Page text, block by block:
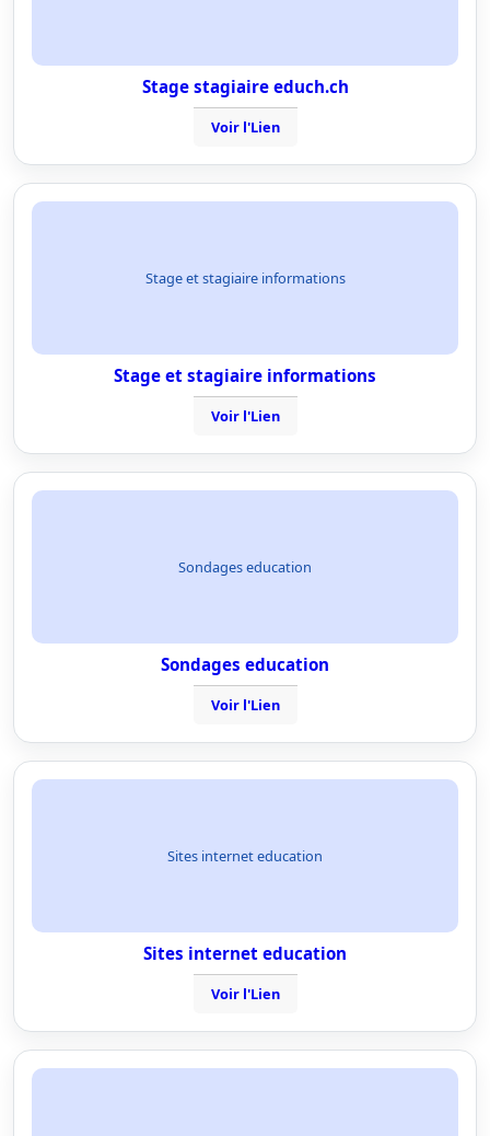
Stage stagiaire educh.ch
Voir l'Lien
Stage et stagiaire informations
Stage et stagiaire informations
Voir l'Lien
Sondages education
Sondages education
Voir l'Lien
Sites internet education
Sites internet education
Voir l'Lien